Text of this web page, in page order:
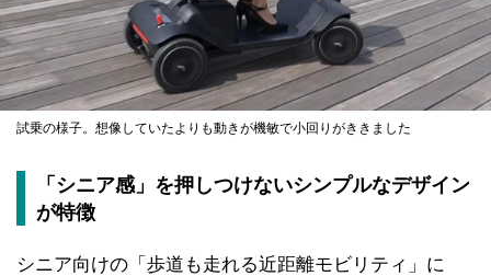
試乗の様子。想像していたよりも動きが機敏で小回りがききました
「シニア感」を押しつけないシンプルなデザイン
が特徴
シニア向けの「歩道も走れる近距離モビリティ」に